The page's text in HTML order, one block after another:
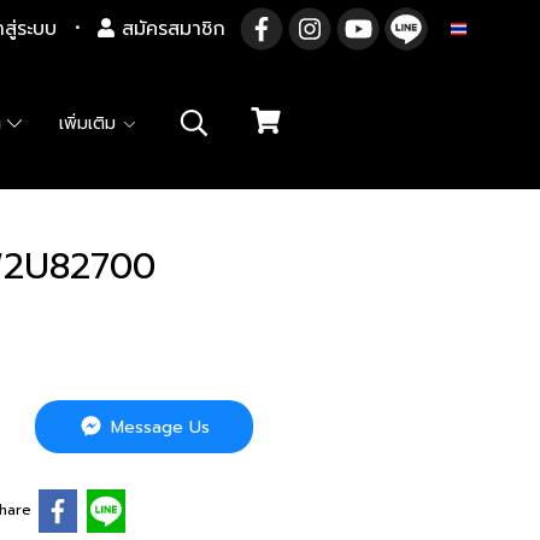
สู่ระบบ สมัครสมาชิก
เพิ่มเติม
Message Us